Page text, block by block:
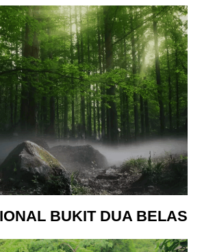
BUKIT DUA BELAS